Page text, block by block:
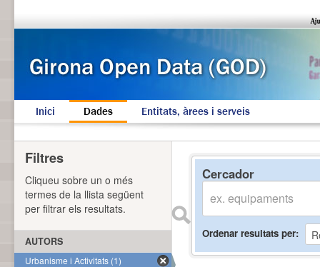
Inici Dades Entitats, àrees i serveis
Cercador
Ordenar resultats per
Filtres
Cliqueu sobre un o més
termes de la llista següent
per filtrar els resultats.
AUTORS
Urbanisme i Activitats (1)